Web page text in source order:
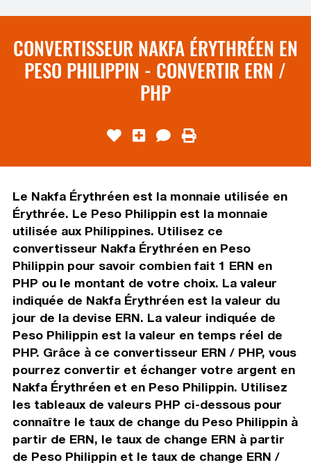
CONVERTISSEUR NAKFA ÉRYTHRÉEN EN
PESO PHILIPPIN - CONVERTIR ERN /
PHP
Le Nakfa Érythréen est la monnaie utilisée en
Érythrée. Le Peso Philippin est la monnaie
utilisée aux Philippines. Utilisez ce
convertisseur Nakfa Érythréen en Peso
Philippin pour savoir combien fait 1 ERN en
PHP ou le montant de votre choix. La valeur
indiquée de Nakfa Érythréen est la valeur du
jour de la devise ERN. La valeur indiquée de
Peso Philippin est la valeur en temps réel de
PHP. Grâce à ce convertisseur ERN / PHP, vous
pourrez convertir et échanger votre argent en
Nakfa Érythréen et en Peso Philippin. Utilisez
les tableaux de valeurs PHP ci-dessous pour
connaître le taux de change du Peso Philippin à
partir de ERN, le taux de change ERN à partir
de Peso Philippin et le taux de change ERN /